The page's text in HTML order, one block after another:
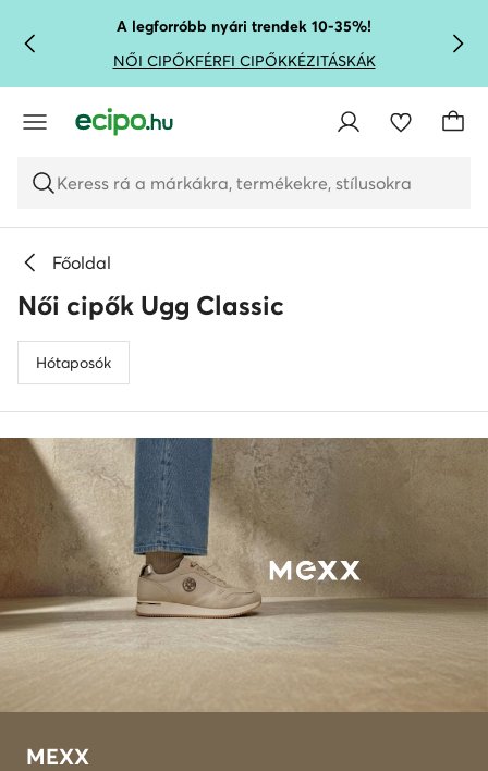
UGRÁS A FŐ TARTALOMRA
UGRÁS A KERESÉSHEZA legforróbb nyári trendek 10-35%!
NŐI CIPŐKFÉRFI CIPŐKKÉZITÁSKÁK
Keress rá a márkákra, termékekre, stílusokra
Főoldal
Női cipők Ugg Classic
Hótaposók
MEXX